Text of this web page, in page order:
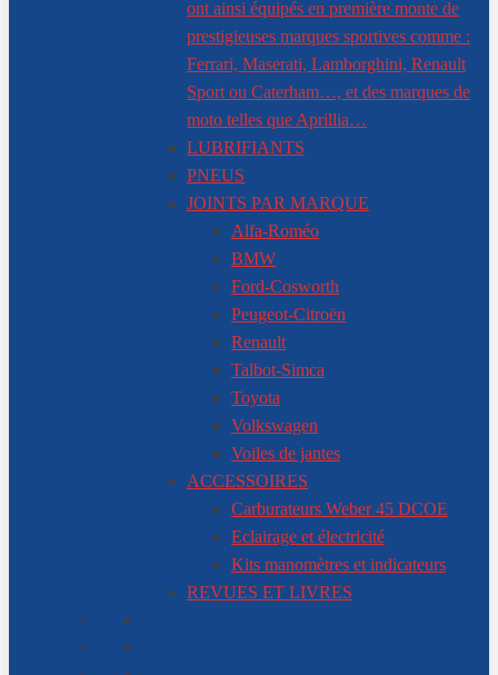
ont ainsi équipés en première monte de
prestigieuses marques sportives comme :
Ferrari, Maserati, Lamborghini, Renault
Sport ou Caterham…, et des marques de
moto telles que Aprillia…
LUBRIFIANTS
PNEUS
JOINTS PAR MARQUE
Alfa-Roméo
BMW
Ford-Cosworth
Peugeot-Citroën
Renault
Talbot-Simca
Toyota
Volkswagen
Voiles de jantes
ACCESSOIRES
Carburateurs Weber 45 DCOE
Eclairage et électricité
Kits manomètres et indicateurs
REVUES ET LIVRES